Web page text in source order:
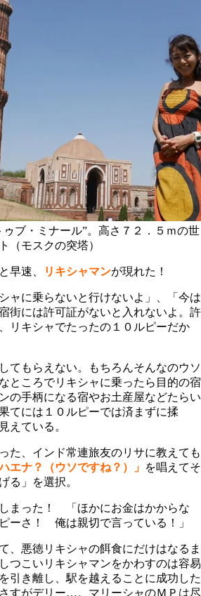
ブ・ミナール”。高さ７２．５ｍの世
（モスクの突塔）
早速、 リキシャマンが現れた！
ャに乗らないと行けないよ」、「今は
街には許可証がないと入れないよ。許
リキシャでたったの１０ルピーだか
てもらえない。もちろんそんなのウソ
ところでリキシャに乗ったら目的の宿
の手柄になる宿やお土産屋などたらい
てには１０ルピーでは済まずに揉
えている。
た、インド常連旅友のリサに教えても
エナ？（ウソですね？）」 を唱えてそ
る」を選択。
まった！ 「ほかにお金はかからな
ーさ！ 俺は親切で言っている！」
、悪徳リキシャの餌食にだけはなるま
つこいリキシャマンをかわすのは容易
引き離し、駅を越えることに成功した
すがデリー…。マリーシャのＭＰは尽